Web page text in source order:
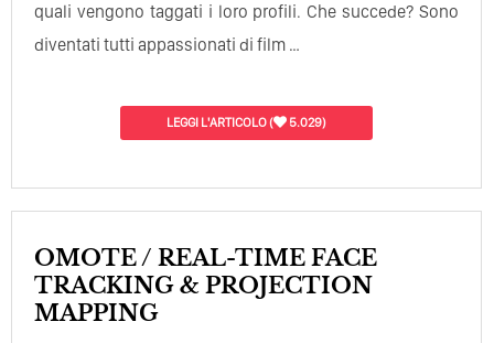
quali vengono taggati i loro profili. Che succede? Sono
diventati tutti appassionati di film …
LEGGI L'ARTICOLO( 5.029)
OMOTE / REAL-TIME FACE
TRACKING & PROJECTION
MAPPING